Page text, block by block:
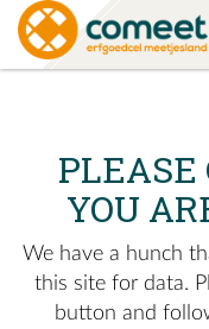
PLEASE
YOU
We have a hunch
this site for data.
button and